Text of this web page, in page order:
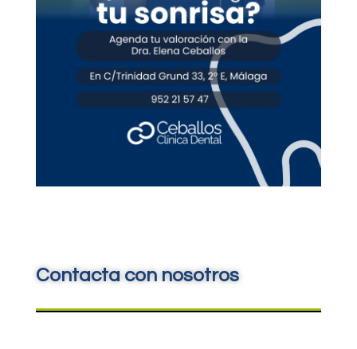
Contacta con nosotros